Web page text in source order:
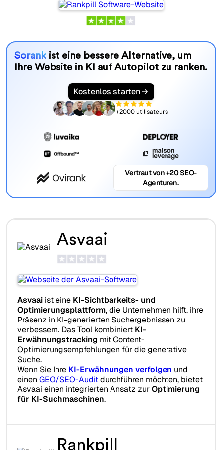
Sorankist eine bessere Alternative, um
Ihre Website in KI auf Autopilot zu ranken.
Kostenlos starten
+2000 utilisateurs
Vertraut von +20 SEO-
Agenturen.
Asvaai
Asvaaiist eine KI-Sichtbarkeits- und
Optimierungsplattform, die Unternehmen hilft, ihre
Präsenz in KI-generierten Suchergebnissen zu
verbessern. Das Tool kombiniert KI-
Erwähnungstracking mit Content-
Optimierungsempfehlungen für die generative
Suche.
Wenn Sie Ihre KI-Erwähnungen verfolgen und
einen GEO/SEO-Auditdurchführen möchten, bietet
Asvaai einen integrierten Ansatz zurOptimierung
für KI-Suchmaschinen.
Rankpill